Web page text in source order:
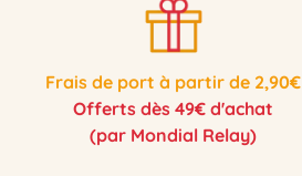
Frais de port à partir de 2,90€
Offerts dès 49€ d'achat
(par Mondial Relay)